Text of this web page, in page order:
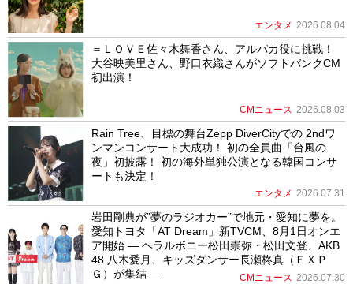
エンタメ 2026.08.04
＝ＬＯＶＥ佐々木舞香さん、アルパカ役に挑戦！
大谷映美里さん、野口衣織さんがソフトバンクCM
初出演！
CMニュース 2026.08.03
Rain Tree、目標の舞台Zepp DiverCityでの 2ndワ
ンマンコンサート大成功！ 初の全員曲「台風の
夜」初披露！ 初の海外単独公演となる韓国コンサ
ートも決定！
エンタメ 2026.07.31
岩田剛典が”夢のラジオカー”で地元・愛知に夢を。
愛知トヨタ「AT Dream」新TVCM、8月1日オンエ
ア開始 ― ヘラルボニー松田崇弥・松田文登、AKB
48 八木愛月、キッズダンサー長瀬柊真（ＥＸＰ
Ｇ）が集結 ―
CMニュース 2026.07.30